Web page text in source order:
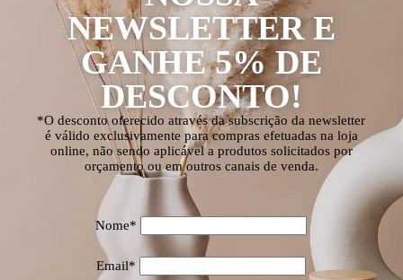
NEWSLETTER E
GANHE 5% DE
DESCONTO!
*O desconto oferecido através da subscrição da newsletter
é válido exclusivamente para compras efetuadas na loja
online, não sendo aplicável a produtos solicitados por
orçamento ou em outros canais de venda.
Nome*
Email*